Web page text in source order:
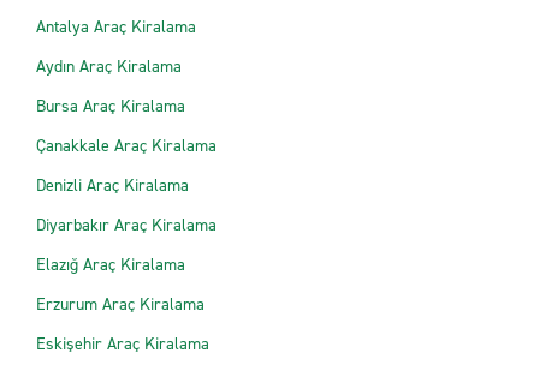
Antalya Araç Kiralama
Aydın Araç Kiralama
Bursa Araç Kiralama
Çanakkale Araç Kiralama
Denizli Araç Kiralama
Diyarbakır Araç Kiralama
Elazığ Araç Kiralama
Erzurum Araç Kiralama
Eskişehir Araç Kiralama